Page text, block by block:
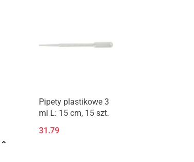
Pipety plastikowe 3
ml L: 15 cm, 15 szt.
31.79